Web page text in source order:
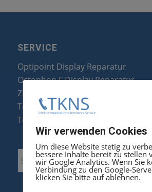
SERVICE
Optipoint Display Reparatur
Octophon F Display Reparatur
Zubehör & Ersatzteile
Telefonanlagen Optimierung
Telefonanlagen Erweiterung
Wir verwenden Cookies
Um diese Website stetig zu
bessere Inhalte bereit zu stellen
wir Google Analytics. Wenn Sie
Verbindung zu den Google-
klicken Sie bitte auf ablehnen.